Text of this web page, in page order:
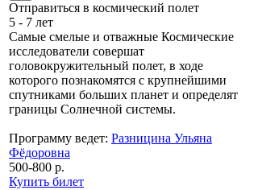
Отправиться в космический полет
5 - 7 лет
Самые смелые и отважные Космические
исследователи совершат
головокружительный полет, в ходе
которого познакомятся с крупнейшими
спутниками больших планет и определят
границы Солнечной системы.
Программу ведет: Разницина Ульяна
Фёдоровна
500-800 р.
Купить билет